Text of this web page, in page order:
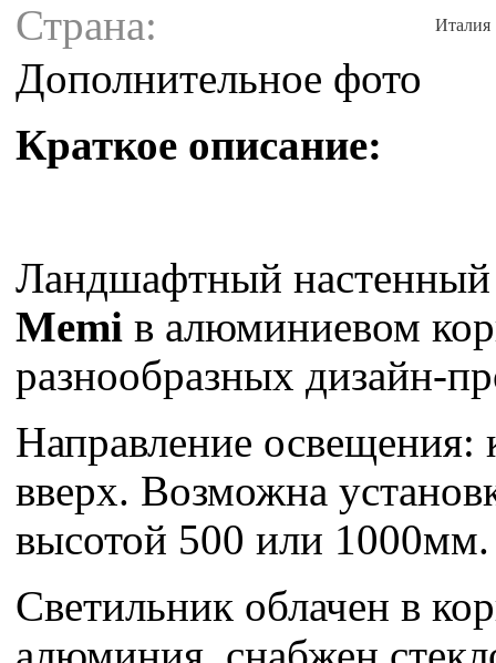
Страна: Италия
Дополнительное фото
Краткое описание:
Ландшафтный
Memi в алюминиевом
разнообразных дизайн-
Направление освещения:
вверх. Возможна
высотой 500 или 1000мм.
Светильник облачен в